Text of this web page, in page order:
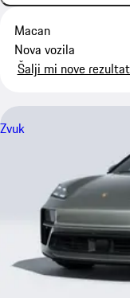
Macan
Nova vozila
Šalji mi nove
Zvuk